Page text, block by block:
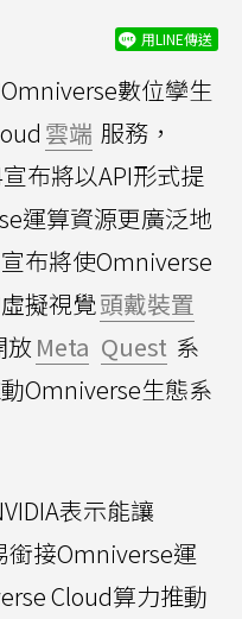
用LINE傳送
數位孿生
雲端 服務，
布將以API形式提
運算資源更廣泛地
布將使Omniverse
擬視覺頭戴裝置
放Meta Quest 系
Omniverse生態系
表示能讓
銜接Omniverse運
Cloud算力推動